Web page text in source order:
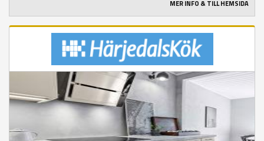
MER INFO & TILL HEMSIDA